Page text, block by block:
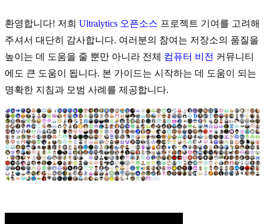
환영합니다! 저희 Ultralytics 오픈소스 프로젝트 기여를 고려해
주셔서 대단히 감사합니다. 여러분의 참여는 저장소의 품질을
높이는 데 도움을 줄 뿐만 아니라 전체 컴퓨터 비전 커뮤니티
에도 큰 도움이 됩니다. 본 가이드는 시작하는 데 도움이 되는
명확한 지침과 모범 사례를 제공합니다.